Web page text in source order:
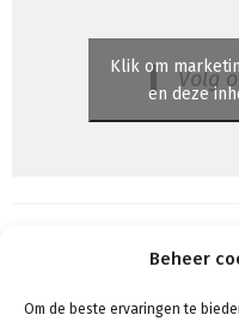
Beheer
Om de beste ervaringen te
Volg
Klik om
en deze
Algemene voorwaarden